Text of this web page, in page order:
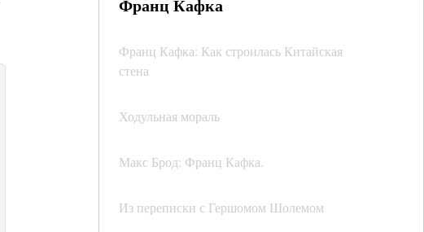
Франц Кафка
Франц Кафка: Как строилась Китайская
стена
Ходульная мораль
Макс Брод: Франц Кафка.
Из переписки с Гершомом Шолемом